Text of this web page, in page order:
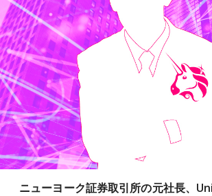
ニューヨーク証券取引所の元社長、